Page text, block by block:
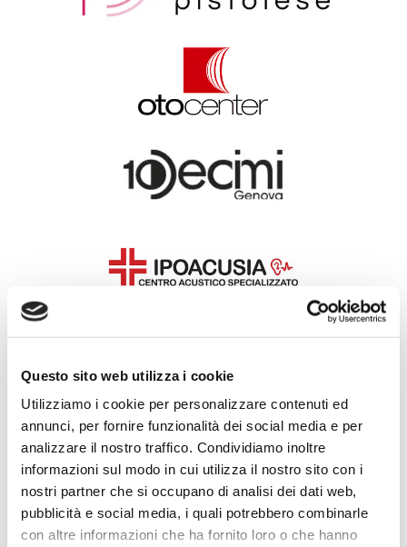
Questo sito web utilizza i cookie
Utilizziamo i cookie per personalizzare contenuti ed
annunci, per fornire funzionalità dei social media e per
analizzare il nostro traffico. Condividiamo inoltre
informazioni sul modo in cui utilizza il nostro sito con i
nostri partner che si occupano di analisi dei dati web,
pubblicità e social media, i quali potrebbero combinarle
con altre informazioni che ha fornito loro o che hanno